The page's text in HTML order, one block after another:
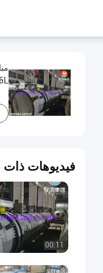
فيديوهات
00:11